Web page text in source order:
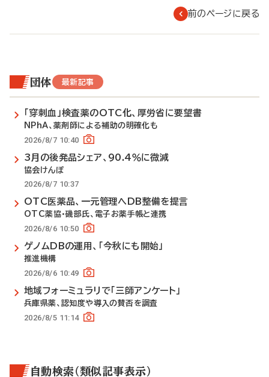
前のページに戻る
団体 最新記事
「穿刺血」検査薬のOTC化、厚労省に要望書
NPhA、薬剤師による補助の明確化も
2026/8/7 10:40
3月の後発品シェア、90.4％に微減
協会けんぽ
2026/8/7 10:37
OTC医薬品、一元管理へDB整備を提言
OTC薬協・磯部氏、電子お薬手帳と連携
2026/8/6 10:50
ゲノムDBの運用、「今秋にも開始」
推進機構
2026/8/6 10:49
地域フォーミュラリで「三師アンケート」
兵庫県薬、認知度や導入の賛否を調査
2026/8/5 11:14
自動検索（類似記事表示）